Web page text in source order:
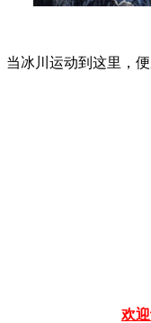
冰川运动到这里，
欢